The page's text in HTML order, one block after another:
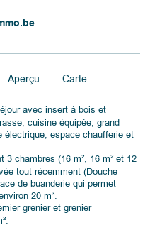
Aperçu Carte
avec insert à bois et
cuisine équipée, grand
électrique, espace chaufferie et
3 chambres (16 m², 16 m² et 12
tout récemment (Douche
de buanderie qui permet
20 m³.
grenier et grenier